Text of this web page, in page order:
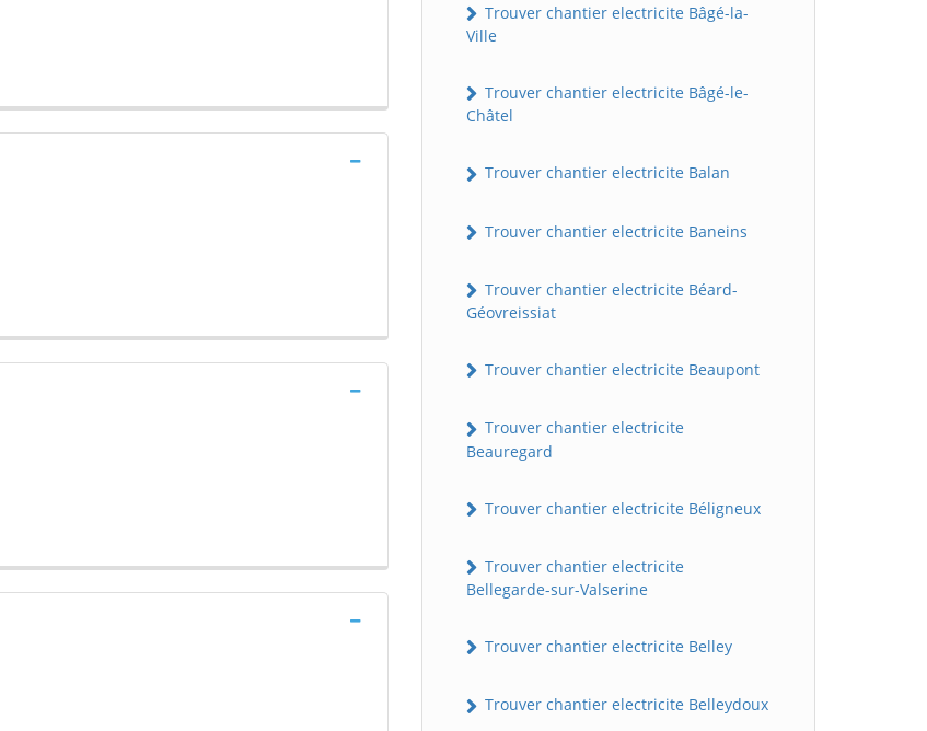
Trouver chantier electricite Bâgé-la-
Ville
Trouver chantier electricite Bâgé-le-
Châtel
Trouver chantier electricite Balan
Trouver chantier electricite Baneins
Trouver chantier electricite Béard-
Géovreissiat
Trouver chantier electricite Beaupont
Trouver chantier electricite
Beauregard
Trouver chantier electricite Béligneux
Trouver chantier electricite
Bellegarde-sur-Valserine
Trouver chantier electricite Belley
Trouver chantier electricite Belleydoux